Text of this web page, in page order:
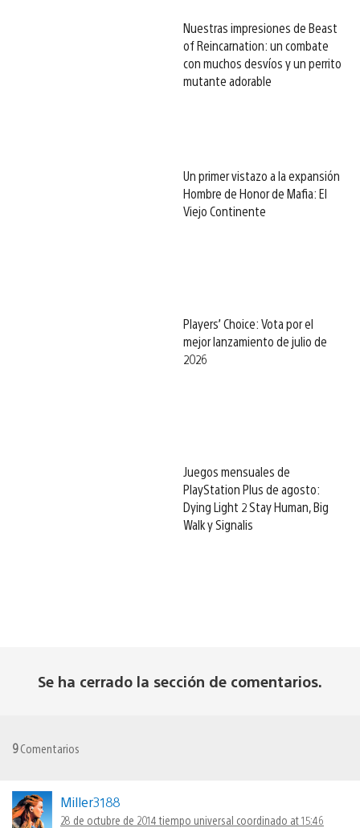
Nuestras impresiones de Beast
of Reincarnation: un combate
con muchos desvíos y un perrito
mutante adorable
Un primer vistazo a la expansión
Hombre de Honor de Mafia: El
Viejo Continente
Players’ Choice: Vota por el
mejor lanzamiento de julio de
2026
Juegos mensuales de
PlayStation Plus de agosto:
Dying Light 2 Stay Human, Big
Walk y Signalis
Se ha cerrado la sección de comentarios.
9Comentarios
Miller3188
28 de octubre de 2014 tiempo universal coordinado at 15:46